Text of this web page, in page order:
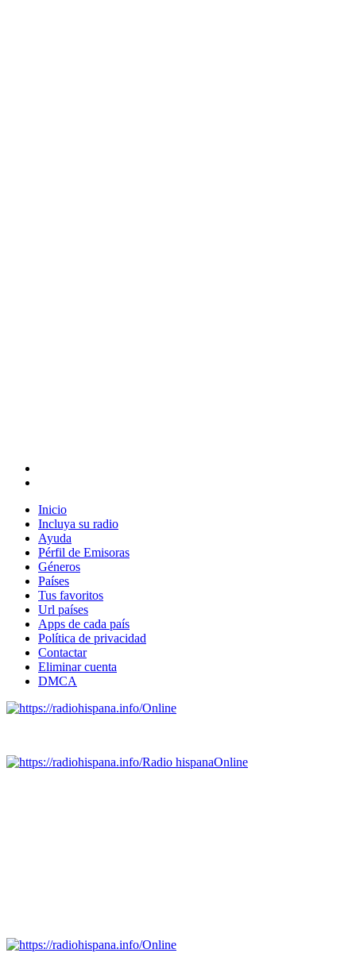
Inicio
Incluya su radio
Ayuda
Pérfil de Emisoras
Géneros
Países
Tus favoritos
Url países
Apps de cada país
Política de privacidad
Contactar
Eliminar cuenta
DMCA
Online
Radio hispanaOnline
Online